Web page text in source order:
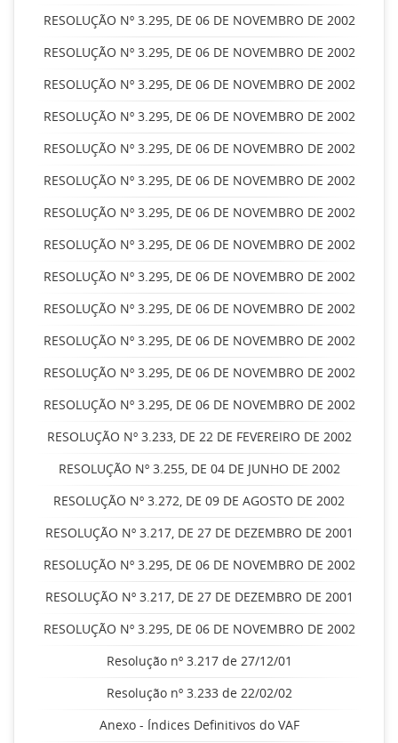
RESOLUÇÃO Nº 3.295, DE 06 DE NOVEMBRO DE 2002
RESOLUÇÃO Nº 3.295, DE 06 DE NOVEMBRO DE 2002
RESOLUÇÃO Nº 3.295, DE 06 DE NOVEMBRO DE 2002
RESOLUÇÃO Nº 3.295, DE 06 DE NOVEMBRO DE 2002
RESOLUÇÃO Nº 3.295, DE 06 DE NOVEMBRO DE 2002
RESOLUÇÃO Nº 3.295, DE 06 DE NOVEMBRO DE 2002
RESOLUÇÃO Nº 3.295, DE 06 DE NOVEMBRO DE 2002
RESOLUÇÃO Nº 3.295, DE 06 DE NOVEMBRO DE 2002
RESOLUÇÃO Nº 3.295, DE 06 DE NOVEMBRO DE 2002
RESOLUÇÃO Nº 3.295, DE 06 DE NOVEMBRO DE 2002
RESOLUÇÃO Nº 3.295, DE 06 DE NOVEMBRO DE 2002
RESOLUÇÃO Nº 3.295, DE 06 DE NOVEMBRO DE 2002
RESOLUÇÃO Nº 3.295, DE 06 DE NOVEMBRO DE 2002
RESOLUÇÃO Nº 3.233, DE 22 DE FEVEREIRO DE 2002
RESOLUÇÃO Nº 3.255, DE 04 DE JUNHO DE 2002
RESOLUÇÃO Nº 3.272, DE 09 DE AGOSTO DE 2002
RESOLUÇÃO Nº 3.217, DE 27 DE DEZEMBRO DE 2001
RESOLUÇÃO Nº 3.295, DE 06 DE NOVEMBRO DE 2002
RESOLUÇÃO Nº 3.217, DE 27 DE DEZEMBRO DE 2001
RESOLUÇÃO Nº 3.295, DE 06 DE NOVEMBRO DE 2002
Resolução nº 3.217 de 27/12/01
Resolução nº 3.233 de 22/02/02
Anexo - Índices Definitivos do VAF